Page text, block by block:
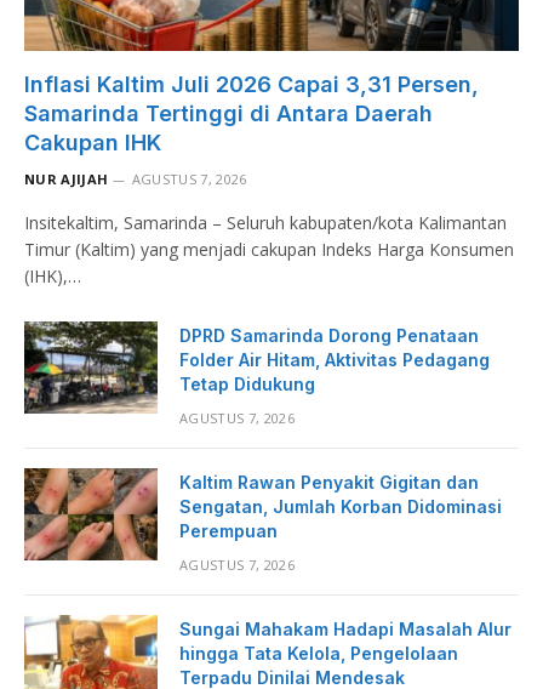
Inflasi Kaltim Juli 2026 Capai 3,31 Persen,
Samarinda Tertinggi di Antara Daerah
Cakupan IHK
NUR AJIJAH AGUSTUS 7, 2026
Insitekaltim, Samarinda – Seluruh kabupaten/kota Kalimantan
Timur (Kaltim) yang menjadi cakupan Indeks Harga Konsumen
(IHK),…
DPRD Samarinda Dorong Penataan
Folder Air Hitam, Aktivitas Pedagang
Tetap Didukung
AGUSTUS 7, 2026
Kaltim Rawan Penyakit Gigitan dan
Sengatan, Jumlah Korban Didominasi
Perempuan
AGUSTUS 7, 2026
Sungai Mahakam Hadapi Masalah Alur
hingga Tata Kelola, Pengelolaan
Terpadu Dinilai Mendesak